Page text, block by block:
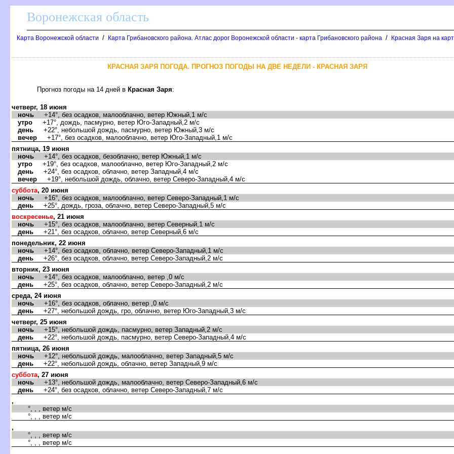
оронежская область
Карта Воронежской области / Карта Грибановского района. Атлас дорог Воронежской области - карта Грибановского района / Красная Заря на
КРАСНАЯ ЗАРЯ ПОГОДА. ПРОГНОЗ ПОГОДЫ НА ДВЕ НЕДЕЛИ - КРАСНАЯ ЗАРЯ
Прогноз погоды на 14 дней Красная Заря:
четверг, 18 июня
ночь +14°, без осадков, малооблачно, ветер Южный,1 м/с
утро +17°, дождь, пасмурно, ветер Юго-Западный,2 м/с
день +22°, небольшой дождь, пасмурно, ветер Южный,3 м/с
ечер +17°, без осадков, малооблачно, ветер Юго-Западный,1 м/с
пятница, 19 июня
ночь +14°, без осадков, безоблачно, ветер Южный,1 м/с
утро +19°, без осадков, малооблачно, ветер Юго-Западный,2 м/с
день +24°, без осадков, облачно, ветер Западный,4 м/с
ечер +19°, небольшой дождь, облачно, ветер Северо-Западный,4 м/с
суббота, 20 июня
ночь +16°, без осадков, малооблачно, ветер Северо-Западный,1 м/с
день +25°, дождь, гроза, облачно, ветер Северо-Западный,5 м/с
оскресенье, 21 июня
ночь +15°, без осадков, малооблачно, ветер Северный,1 м/с
день +21°, без осадков, облачно, ветер Северный,6 м/с
понедельник, 22 июня
ночь +14°, без осадков, облачно, ветер Северо-Западный,1 м/с
день +26°, без осадков, облачно, ветер Северо-Западный,2 м/с
торник, 23 июня
ночь +14°, без осадков, малооблачно, ветер ,0 м/с
день +25°, без осадков, облачно, ветер Северо-Западный,2 м/с
среда, 24 июня
ночь +16°, без осадков, облачно, ветер ,0 м/с
день +27°, небольшой дождь, гро, облачно, ветер Юго-Западный,3 м/с
четверг, 25 июня
ночь +15°, небольшой дождь, пасмурно, ветер Западный,2 м/с
день +22°, небольшой дождь, пасмурно, ветер Северо-Западный,4 м/с
пятница, 26 июня
ночь +12°, небольшой дождь, малооблачно, ветер Западный,5 м/с
день +22°, небольшой дождь, облачно, ветер Западный,9 м/с
суббота, 27 июня
ночь +13°, небольшой дождь, малооблачно, ветер Северо-Западный,6 м/с
день +24°, без осадков, облачно, ветер Северо-Западный,7 м/с
,
°, , , ветер м/с
°, , , ветер м/с
,
°, , , ветер м/с
°, , , ветер м/с